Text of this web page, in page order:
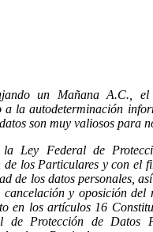
un Mañana A.C.,
a la autodeterminación
son muy valiosos para
Ley Federal de
de los Particulares y con el
de los datos personales,
cancelación y oposición del
en los artículos 16
Protección de Datos